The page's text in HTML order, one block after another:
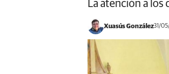
La atención a
Xuasús González31/